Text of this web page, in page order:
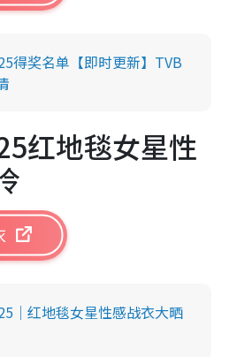
得奖名单【即时更新】TVB
红地毯女星性
｜红地毯女星性感战衣大晒